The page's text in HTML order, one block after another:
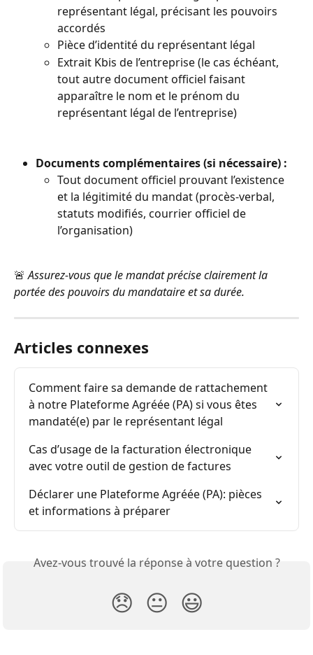
représentant légal, précisant les pouvoirs
accordés
Pièce d’identité du représentant légal
Extrait Kbis de l’entreprise (le cas échéant,
tout autre document officiel faisant
apparaître le nom et le prénom du
représentant légal de l’entreprise)
Documents complémentaires (si nécessaire) :
Tout document officiel prouvant l’existence
et la légitimité du mandat (procès-verbal,
statuts modifiés, courrier officiel de
l’organisation)
🚨 Assurez-vous que le mandat précise clairement la
portée des pouvoirs du mandataire et sa durée.
Articles connexes
Comment faire sa demande de rattachement
à notre Plateforme Agréée (PA) si vous êtes
mandaté(e) par le représentant légal
Cas d’usage de la facturation électronique
avec votre outil de gestion de factures
Déclarer une Plateforme Agréée (PA): pièces
et informations à préparer
Avez-vous trouvé la réponse à votre question ?
😞 😐 😃